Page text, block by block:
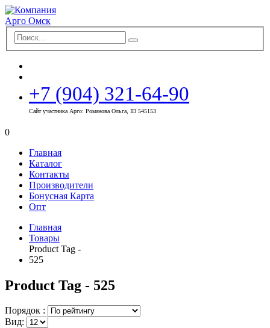
+7 (904) 321-64-90
Сайт участника Арго: Романова Ольга, ID 545153
0
Главная
Каталог
Контакты
Производители
Бонусная Карта
Опт
Главная
Товары
Product Tag -
525
Product Tag - 525
Порядок :
Вид: